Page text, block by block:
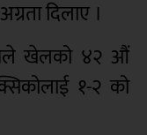
दिलाए ।
खेलको ४२ औं
१-२ को